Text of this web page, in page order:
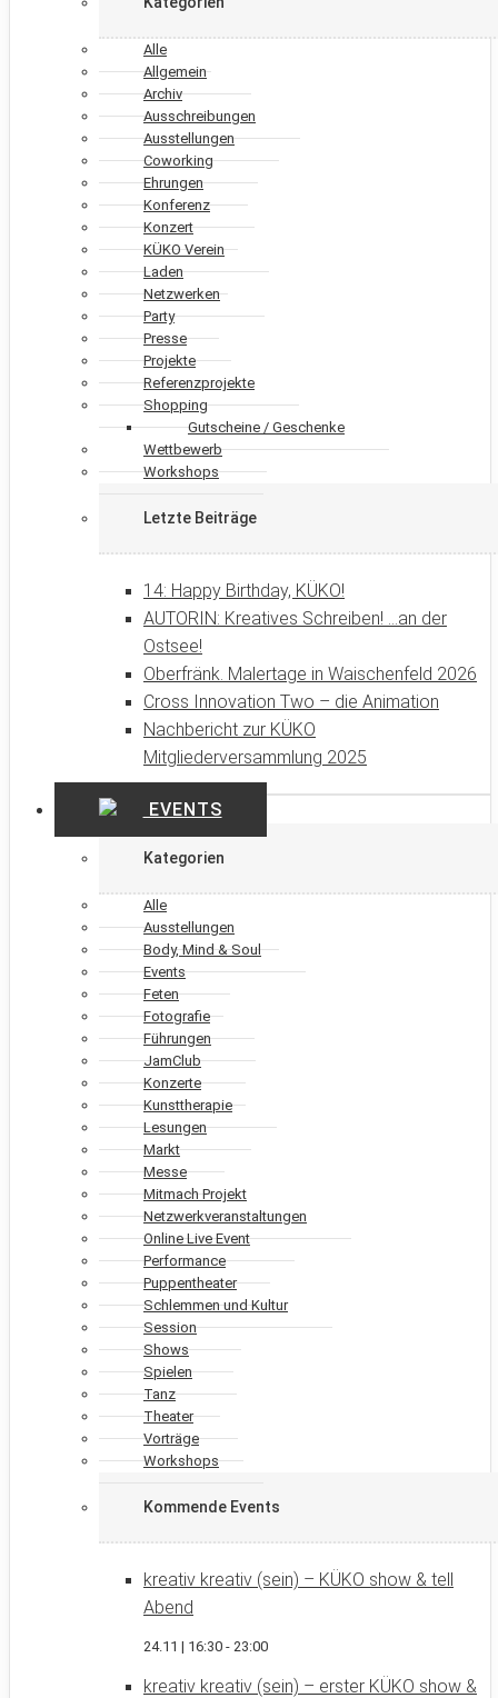
Alle
Allgemein
Archiv
Ausschreibungen
Ausstellungen
Coworking
Ehrungen
Konferenz
Konzert
KÜKO Verein
Laden
Netzwerken
Party
Presse
Projekte
Referenzprojekte
Shopping
Gutscheine / Geschenke
Wettbewerb
Workshops
Letzte Beiträge
14: Happy Birthday, KÜKO!
AUTORIN: Kreatives Schreiben! …an der
Ostsee!
Oberfränk. Malertage in Waischenfeld 2026
Cross Innovation Two – die Animation
Nachbericht zur KÜKO
Mitgliederversammlung 2025
EVENTS
Kategorien
Alle
Ausstellungen
Body, Mind & Soul
Events
Feten
Fotografie
Führungen
JamClub
Konzerte
Kunsttherapie
Lesungen
Markt
Messe
Mitmach Projekt
Netzwerkveranstaltungen
Online Live Event
Performance
Puppentheater
Schlemmen und Kultur
Session
Shows
Spielen
Tanz
Theater
Vorträge
Workshops
Kommende Events
kreativ kreativ (sein) – KÜKO show & tell
Abend
24.11 | 16:30 - 23:00
kreativ kreativ (sein) – erster KÜKO show &